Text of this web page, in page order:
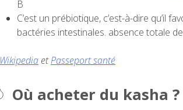
B
C’est un prébiotique, c’est-à-dire qu’il
bactéries intestinales. absence totale
Wikipedia etPasseport santé
Où acheter du kasha ?